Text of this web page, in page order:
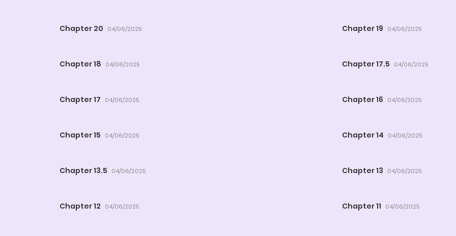
Chapter 20 04/06/2025 Chapter 19 04/06/2025
Chapter 18 04/06/2025 Chapter 17.5 04/06/2025
Chapter 17 04/06/2025 Chapter 16 04/06/2025
Chapter 15 04/06/2025 Chapter 14 04/06/2025
Chapter 13.5 04/06/2025 Chapter 13 04/06/2025
Chapter 12 04/06/2025 Chapter 11 04/06/2025